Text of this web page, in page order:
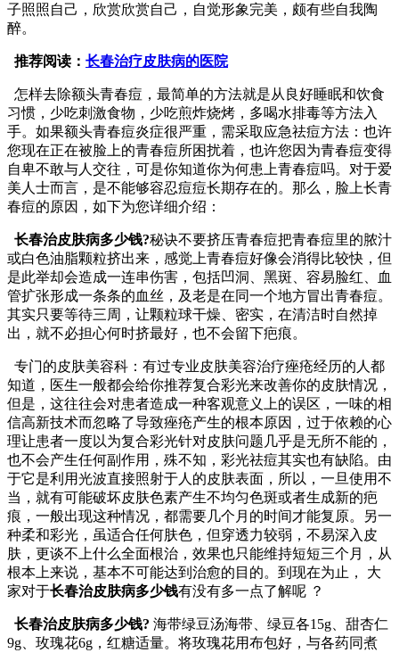
子照照自己，欣赏欣赏自己，自觉形象完美，颇有些自我陶
醉。
推荐阅读： 长春治疗皮肤病的医院
怎样去除额头青春痘，最简单的方法就是从良好睡眠和饮食
习惯，少吃刺激食物，少吃煎炸烧烤，多喝水排毒等方法入
手。如果额头青春痘炎症很严重，需采取应急祛痘方法：也许
您现在正在被脸上的青春痘所困扰着，也许您因为青春痘变得
自卑不敢与人交往，可是你知道你为何患上青春痘吗。对于爱
美人士而言，是不能够容忍痘痘长期存在的。那么，脸上长青
春痘的原因，如下为您详细介绍：
长春治皮肤病多少钱?秘诀不要挤压青春痘把青春痘里的脓汁
或白色油脂颗粒挤出来，感觉上青春痘好像会消得比较快，但
是此举却会造成一连串伤害，包括凹洞、黑斑、容易脸红、血
管扩张形成一条条的血丝，及老是在同一个地方冒出青春痘。
其实只要等待三周，让颗粒球干燥、密实，在清洁时自然掉
出，就不必担心何时挤最好，也不会留下疤痕。
专门的皮肤美容科：有过专业皮肤美容治疗痤疮经历的人都
知道，医生一般都会给你推荐复合彩光来改善你的皮肤情况，
但是，这往往会对患者造成一种客观意义上的误区，一味的相
信高新技术而忽略了导致痤疮产生的根本原因，过于依赖的心
理让患者一度以为复合彩光针对皮肤问题几乎是无所不能的，
也不会产生任何副作用，殊不知，彩光祛痘其实也有缺陷。由
于它是利用光波直接照射于人的皮肤表面，所以，一旦使用不
当，就有可能破坏皮肤色素产生不均匀色斑或者生成新的疤
痕，一般出现这种情况，都需要几个月的时间才能复原。另一
种柔和彩光，虽适合任何肤色，但穿透力较弱，不易深入皮
肤，更谈不上什么全面根治，效果也只能维持短短三个月，从
根本上来说，基本不可能达到治愈的目的。到现在为止， 大
家对于长春治皮肤病多少钱有没有多一点了解呢 ？
长春治皮肤病多少钱? 海带绿豆汤海带、绿豆各15g、甜杏仁
9g、玫瑰花6g，红糖适量。将玫瑰花用布包好，与各药同煮